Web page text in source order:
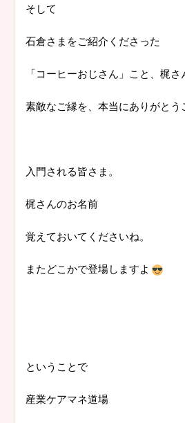
そして
石倉さまをご紹介くださった
「コーヒーおじさん」こと、梶さ
素敵なご縁を、本当にありがとう
入門される皆さま。
梶さんのお名前
覚えておいてくださいね。
またどこかで登場しますよ
ということで
産業ケアマネ道場